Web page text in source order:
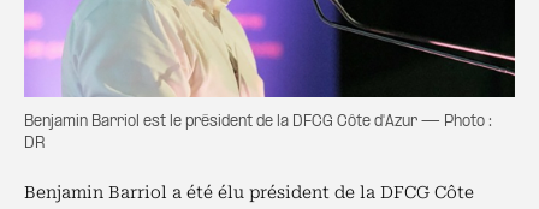
Benjamin Barriol est le président de la DFCG Côte d'Azur — Photo :
DR
Benjamin Barriol a été élu président de la DFCG Côte